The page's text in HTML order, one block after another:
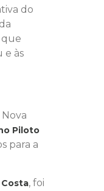
do
que
e às
Piloto
para a
, foi